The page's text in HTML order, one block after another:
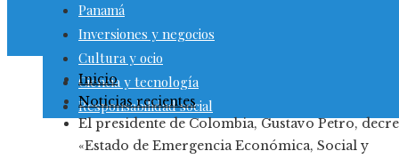
Panamá
Inversiones y negocios
Cultura y ocio
Ciencia y tecnología
Responsabilidad social
Inicio
Noticias recientes
El presidente de Colombia, Gustavo Petro,
«Estado de Emergencia Económica, Social y